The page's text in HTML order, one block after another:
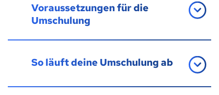
Voraussetzungen für die
Umschulung
So läuft deine Umschulung ab